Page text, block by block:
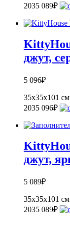
2035 089₽
джут,
5 096₽
35x35x101 см
2035 096₽
джут,
5 089₽
35x35x101 см
2035 089₽